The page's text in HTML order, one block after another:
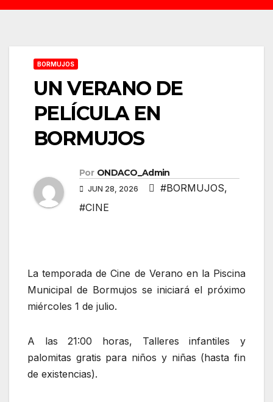
BORMUJOS
UN VERANO DE
PELÍCULA EN
BORMUJOS
Por ONDACO_Admin
JUN 28, 2026 #BORMUJOS,
#CINE
La temporada de Cine de Verano en la Piscina
Municipal de Bormujos se iniciará el próximo
miércoles 1 de julio.
A las 21:00 horas, Talleres infantiles y
palomitas gratis para niños y niñas (hasta fin
de existencias).